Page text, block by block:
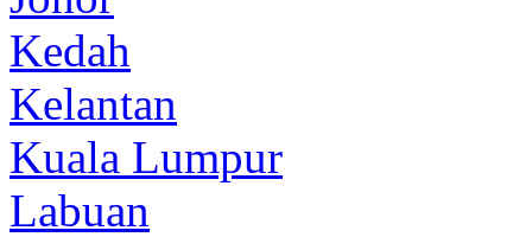
Kedah
Kelantan
Kuala Lumpur
Labuan